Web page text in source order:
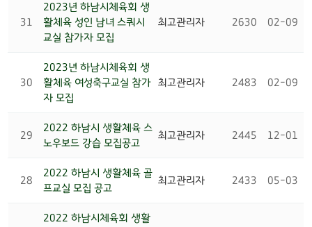
31
2023년 하남시체육회 생
활체육 성인 남녀 스쿼시
교실 참가자 모집
최고관리자 2630 02-09
30
2023년 하남시체육회 생
활체육 여성축구교실 참가
자 모집
최고관리자 2483 02-09
29
2022 하남시 생활체육 스
노우보드 강습 모집공고
최고관리자 2445 12-01
28
2022 하남시 생활체육 골
프교실 모집 공고
최고관리자 2433 05-03
2022 하남시체육회 생활